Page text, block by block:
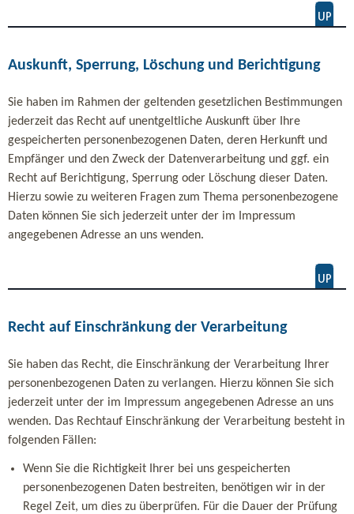
Auskunft, Sperrung, Löschung und Berichtigung
Sie haben im Rahmen der geltenden gesetzlichen Bestimmungen
jederzeit das Recht auf unentgeltliche Auskunft über Ihre
gespeicherten personenbezogenen Daten, deren Herkunft und
Empfänger und den Zweck der Datenverarbeitung und ggf. ein
Recht auf Berichtigung, Sperrung oder Löschung dieser Daten.
Hierzu sowie zu weiteren Fragen zum Thema personenbezogene
Daten können Sie sich jederzeit unter der im Impressum
angegebenen Adresse an uns wenden.
Recht auf Einschränkung der Verarbeitung
Sie haben das Recht, die Einschränkung der Verarbeitung Ihrer
personenbezogenen Daten zu verlangen. Hierzu können Sie sich
jederzeit unter der im Impressum angegebenen Adresse an uns
wenden. Das Rechtauf Einschränkung der Verarbeitung besteht in
folgenden Fällen:
Wenn Sie die Richtigkeit Ihrer bei uns gespeicherten
personenbezogenen Daten bestreiten, benötigen wir in der
Regel Zeit, um dies zu überprüfen. Für die Dauer der Prüfung